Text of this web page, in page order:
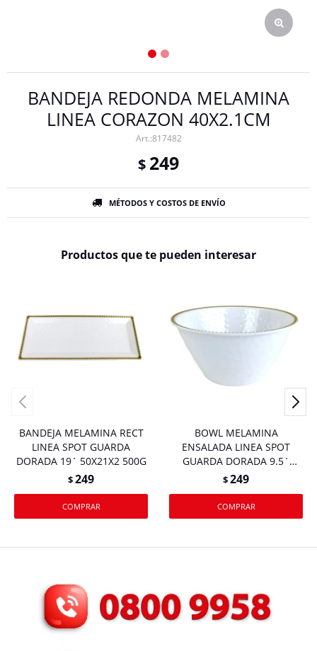
BANDEJA REDONDA MELAMINA
LINEA CORAZON 40X2.1CM
817482
$ 249
MÉTODOS Y COSTOS DE ENVÍO
Productos que te pueden interesar
BANDEJA MELAMINA RECT
LINEA SPOT GUARDA
DORADA 19´ 50X21X2 500G
$249
BOWL MELAMINA
ENSALADA LINEA SPOT
GUARDA DORADA 9.5´
24X12.5 500G
$249